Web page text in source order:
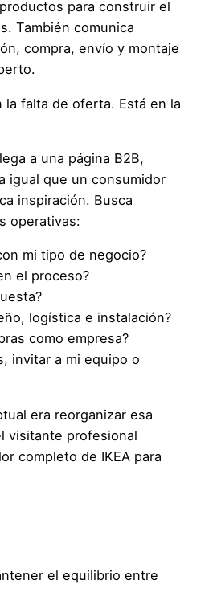
para construir el
También comunica
compra, envío y montaje
la falta de oferta. Está en la
a una página B2B,
igual que un consumidor
inspiración. Busca
operativas:
mi tipo de negocio?
el proceso?
logística e instalación?
como empresa?
invitar a mi equipo o
era reorganizar esa
visitante profesional
completo de IKEA para
el equilibrio entre